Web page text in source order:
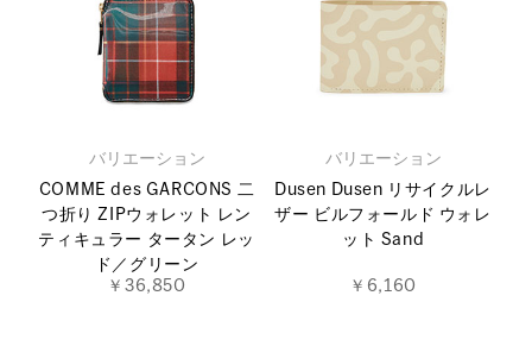
バリエーション
COMME des GARCONS 二
つ折り ZIPウォレット レン
ティキュラー タータン レッ
ド／グリーン
￥36,850
バリエーション
Dusen Dusen リサイクルレ
ザー ビルフォールド ウォレ
ット Sand
￥6,160